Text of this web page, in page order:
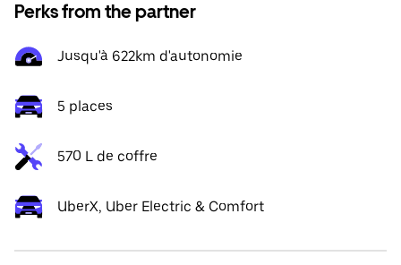
Perks from the partner
Jusqu'à 622km d'autonomie
5 places
570 L de coffre
UberX, Uber Electric & Comfort